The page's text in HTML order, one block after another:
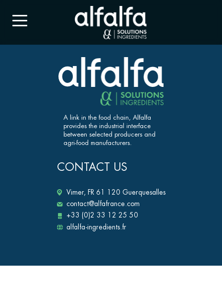
A link in the food chain, Alfalfa
provides the industrial interface
between selected producers and
agri-food manufacturers.
CONTACT US
Vimer, FR 61 120 Guerquesalles
contact@alfafrance.com
+33 (0)2 33 12 25 50
alfalfa-ingredients.fr